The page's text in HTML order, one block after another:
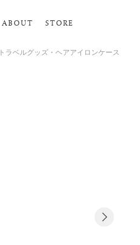
ABOUT STORE
トラベルグッズ・ヘアアイロンケース